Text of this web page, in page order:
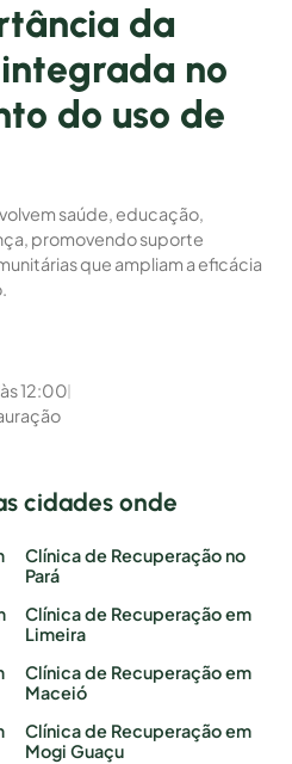
da
no
do uso de
saúde, educação,
promovendo suporte
que ampliam a eficácia
às12:00
cidades onde
Clínica de Recuperação no
Pará
Clínica de Recuperação em
Limeira
Clínica de Recuperação em
Maceió
Clínica de Recuperação em
Mogi Guaçu